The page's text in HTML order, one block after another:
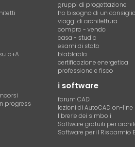
p+A
progress
gruppi di progettazione
ho bisogno di un consiglio
viaggi di architettura
compro - vendo
casa - studio
esami di stato
blablabla
certificazione energetica
professione e fisco
i software
forum CAD
lezioni di AutoCAD on-line
librerie dei simboli
Software gratuiti per
Software per il Risparmio